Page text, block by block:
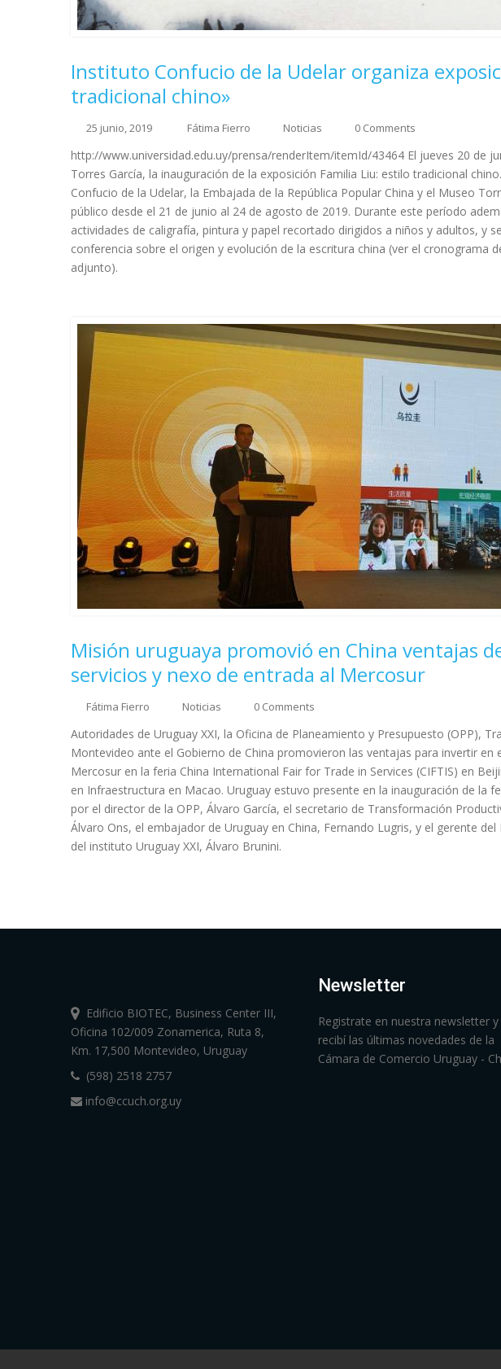
Instituto Confucio de la Udelar organiza
tradicional chino»
25 junio, 2019 Fátima Fierro Noticias 0 Comments
http://www.universidad.edu.uy/prensa/renderItem/itemId/43464 El jueves 20 de
Torres García, la inauguración de la exposición Familia Liu: estilo tradicional
Confucio de la Udelar, la Embajada de la República Popular China y el Museo
público desde el 21 de junio al 24 de agosto de 2019. Durante este período
actividades de caligrafía, pintura y papel recortado dirigidos a niños y adultos, y
conferencia sobre el origen y evolución de la escritura china (ver el cronograma
adjunto).
Misión uruguaya promovió en China ventajas
servicios y nexo de entrada al Mercosur
Fátima Fierro Noticias 0 Comments
Autoridades de Uruguay XXI, la Oficina de Planeamiento y Presupuesto (OPP),
Montevideo ante el Gobierno de China promovieron las ventajas para invertir
Mercosur en la feria China International Fair for Trade in Services (CIFTIS) en
en Infraestructura en Macao. Uruguay estuvo presente en la inauguración de la
por el director de la OPP, Álvaro García, el secretario de Transformación
Álvaro Ons, el embajador de Uruguay en China, Fernando Lugris, y el gerente
del instituto Uruguay XXI, Álvaro Brunini.
Edificio BIOTEC, Business Center III,
Oficina 102/009 Zonamerica, Ruta 8,
Km. 17,500 Montevideo, Uruguay
(598) 2518 2757
info@ccuch.org.uy
Newsletter
Registrate en nuestra newsletter y
recibí las últimas novedades de la
Cámara de Comercio Uruguay -